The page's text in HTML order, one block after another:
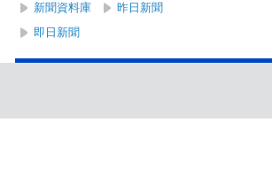
新聞資料庫
昨日新聞
即日新聞